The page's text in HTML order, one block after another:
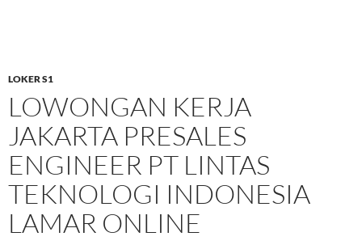
LOKER S1
LOWONGAN KERJA
JAKARTA PRESALES
ENGINEER PT LINTAS
TEKNOLOGI INDONESIA
LAMAR ONLINE